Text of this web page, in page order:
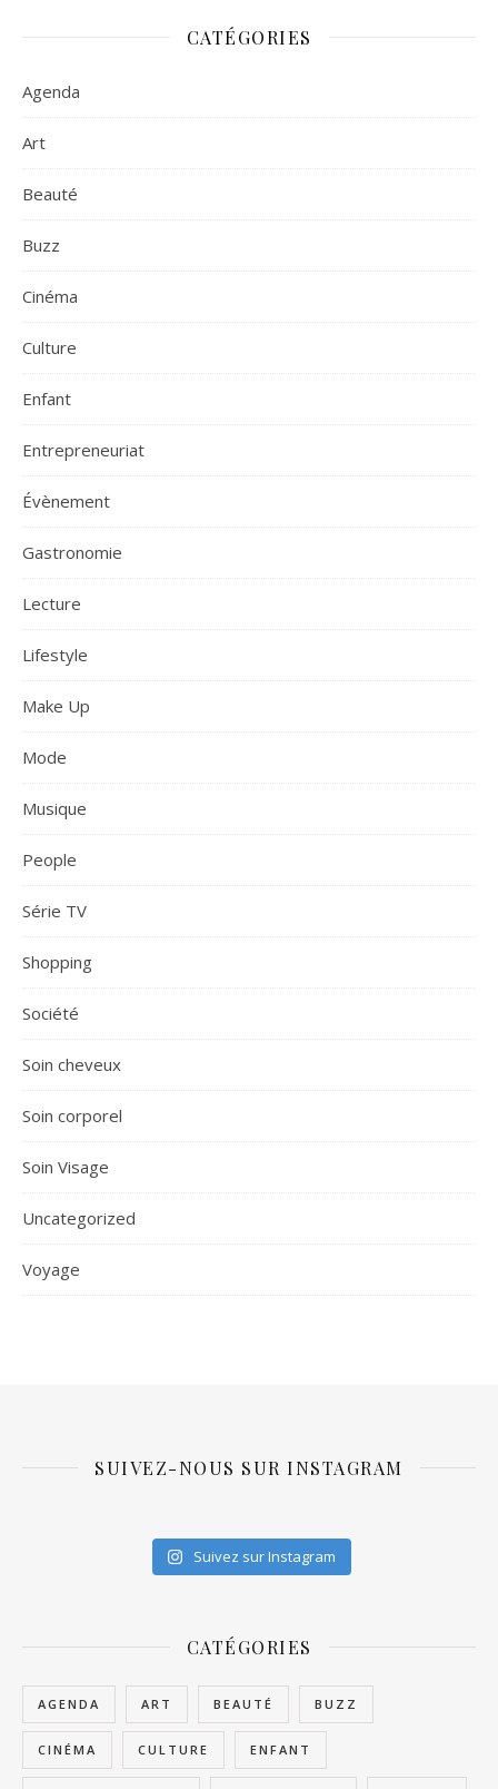
CATÉGORIES
Agenda
Art
Beauté
Buzz
Cinéma
Culture
Enfant
Entrepreneuriat
Évènement
Gastronomie
Lecture
Lifestyle
Make Up
Mode
Musique
People
Série TV
Shopping
Société
Soin cheveux
Soin corporel
Soin Visage
Uncategorized
Voyage
SUIVEZ-NOUS SUR INSTAGRAM
Suivez sur Instagram
CATÉGORIES
AGENDA ART BEAUTÉ BUZZ
CINÉMA CULTURE ENFANT